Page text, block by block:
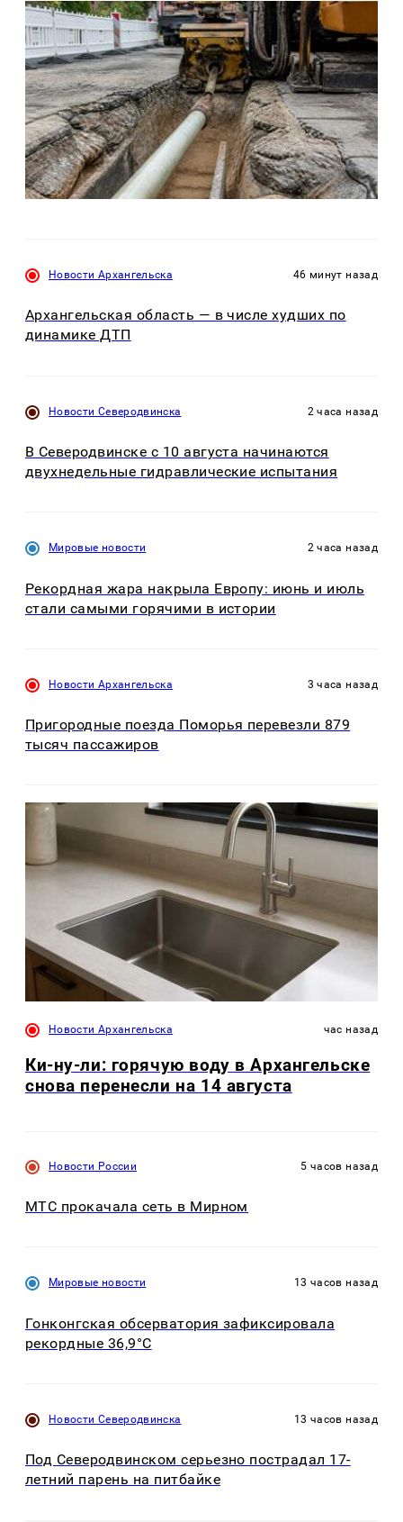
Новости Архангельска 46 минут назад
Архангельская область — в числе худших по
динамике ДТП
Новости Северодвинска 2 часа назад
В Северодвинске с 10 августа начинаются
двухнедельные гидравлические испытания
Мировые новости 2 часа назад
Рекордная жара накрыла Европу: июнь и июль
стали самыми горячими в истории
Новости Архангельска 3 часа назад
Пригородные поезда Поморья перевезли 879
тысяч пассажиров
Новости Архангельска час назад
Ки-ну-ли: горячую воду в Архангельске
снова перенесли на 14 августа
Новости России 5 часов назад
МТС прокачала сеть в Мирном
Мировые новости 13 часов назад
Гонконгская обсерватория зафиксировала
рекордные 36,9°C
Новости Северодвинска 13 часов назад
Под Северодвинском серьезно пострадал 17-
летний парень на питбайке